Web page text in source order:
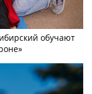
обучают